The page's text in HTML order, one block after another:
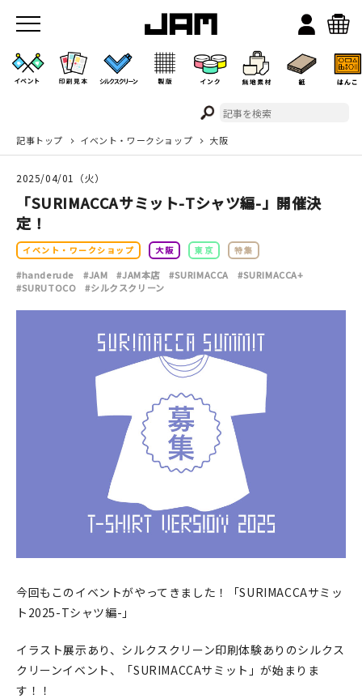
JAMのこと
お店/ワークスペース
シルクスクリーン
文房具
雑貨
JAMグッズ
記事トップ イベント・ワークショップ 大阪
2025/04/01（火）
「SURIMACCAサミット-Tシャツ編-」開催決
定！
イベント・ワークショップ 大阪 東京 特集
#handerude #JAM #JAM本店 #SURIMACCA
#SURIMACCA+
#SURUTOCO
#シルクスクリーン
今回もこのイベントがやってきました！「SURIMACCAサミッ
ト2025-Tシャツ編-」
イラスト展示あり、シルクスクリーン印刷体験ありのシルクス
クリーンイベント、「SURIMACCAサミット」が始まりま
す！！